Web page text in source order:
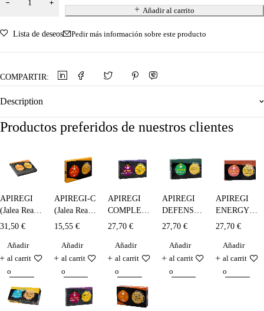
Añadir al carrito
Lista de deseos Pedir más información sobre este producto
COMPARTIR:
Description
Productos preferidos de nuestros clientes
APIREGI
(Jalea Real
Liofilizada)
mg.
31,50 €
Añadir
al carrit
o
APIREGI-C
(Jalea Real )
bebible - 10
15,55 €
Añadir
al carrit
o
APIREGI
COMPLEX
TOTAL
- 20 x 10
ml.
27,70€
Añadir
al carrit
o
APIREGI
DEFENSAS
- 20 x 10
27,70 €
Añadir
al carrit
o
APIREGI
ENERGY -
20 x 10 ml.
27,70€
Añadir
al carrit
o